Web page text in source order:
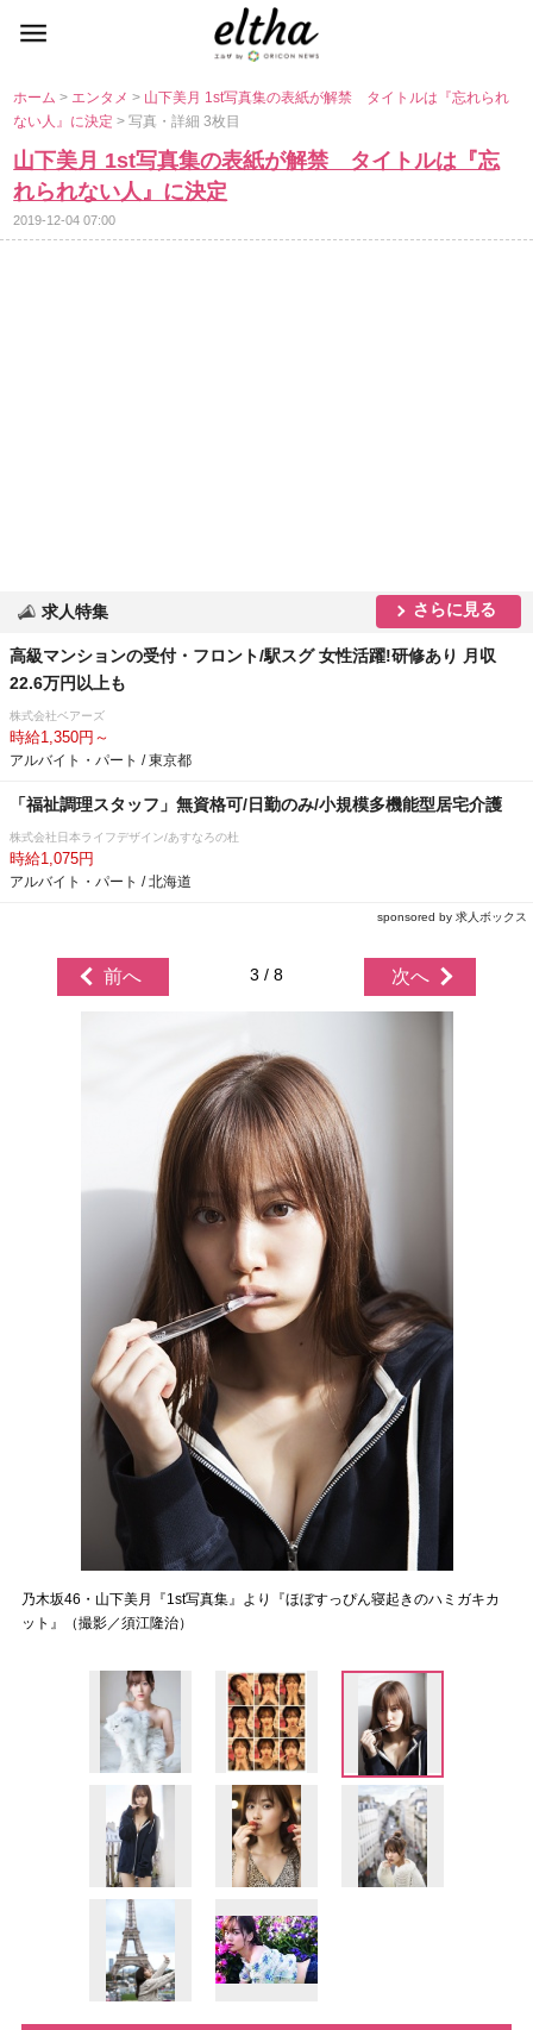
ホーム> エンタメ> 山下美月 1st写真集の表紙が解禁 タイトルは『忘れられ
ない人』に決定> 写真・詳細 3枚目
山下美月 1st写真集の表紙が解禁 タイトルは『忘
れられない人』に決定
2019-12-04 07:00
求人特集 さらに見る
高級マンションの受付・フロント/駅スグ 女性活躍!研修あり 月収
22.6万円以上も
株式会社ベアーズ
時給1,350円～
アルバイト・パート / 東京都
「福祉調理スタッフ」無資格可/日勤のみ/小規模多機能型居宅介護
株式会社日本ライフデザイン/あすなろの杜
時給1,075円
アルバイト・パート / 北海道
sponsored by 求人ボックス
前へ 3 / 8 次へ
乃木坂46・山下美月『1st写真集』より『ほぼすっぴん寝起きのハミガキカ
ット』（撮影／須江隆治）